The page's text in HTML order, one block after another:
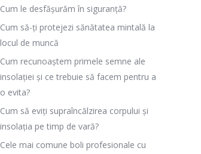
Cum le desfășurăm în siguranță?
Cum să-ți protejezi sănătatea mintală la
locul de muncă
Cum recunoaștem primele semne ale
insolației și ce trebuie să facem pentru a
o evita?
Cum să eviți supraîncălzirea corpului și
insolația pe timp de vară?
Cele mai comune boli profesionale cu